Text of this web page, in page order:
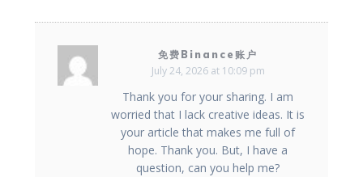
免费Binance账户
July 24, 2026 at 10:09 pm
Thank you for your sharing. I am
worried that I lack creative ideas. It is
your article that makes me full of
hope. Thank you. But, I have a
question, can you help me?